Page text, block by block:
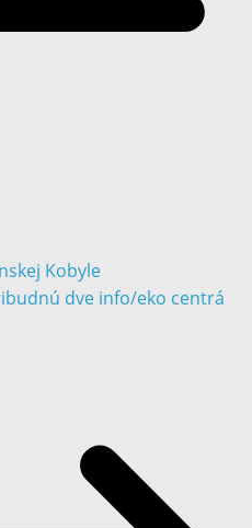
Kobyle
dve info/eko centrá